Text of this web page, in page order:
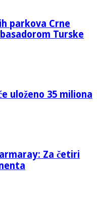
parkova Crne
Turske
uloženo 35 miliona
Za četiri